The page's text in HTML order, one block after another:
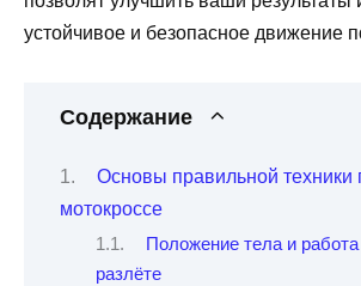
устойчивое и безопасное движение
Содержание
Основы правильной техники
мотокроссе
Положение тела и
разлёте